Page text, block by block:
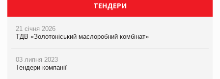
ТЕНДЕРИ
21 січня 2026
ТДВ «Золотоніський маслоробний комбінат»
03 липня 2023
Тендери компанії